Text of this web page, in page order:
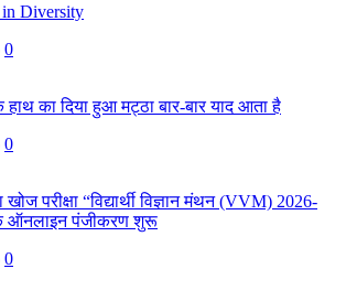
Diversity
0
का दिया हुआ मट्ठा बार-बार याद आता है
0
खोज परीक्षा “विद्यार्थी विज्ञान मंथन (VVM) 2026-
ऑनलाइन पंजीकरण शुरू
0